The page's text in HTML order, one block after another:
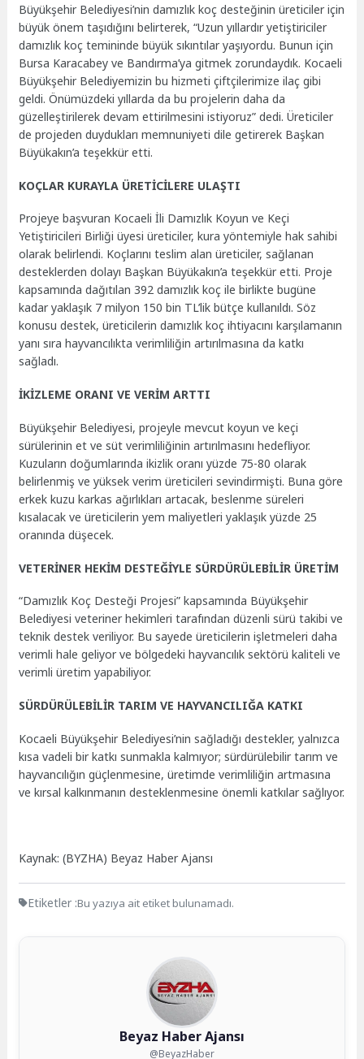
Büyükşehir Belediyesi’nin damızlık koç desteğinin üreticiler için
büyük önem taşıdığını belirterek, “Uzun yıllardır yetiştiriciler
damızlık koç temininde büyük sıkıntılar yaşıyordu. Bunun için
Bursa Karacabey ve Bandırma’ya gitmek zorundaydık. Kocaeli
Büyükşehir Belediyemizin bu hizmeti çiftçilerimize ilaç gibi
geldi. Önümüzdeki yıllarda da bu projelerin daha da
güzelleştirilerek devam ettirilmesini istiyoruz” dedi. Üreticiler
de projeden duydukları memnuniyeti dile getirerek Başkan
Büyükakın’a teşekkür etti.
KOÇLAR KURAYLA ÜRETİCİLERE ULAŞTI
Projeye başvuran Kocaeli İli Damızlık Koyun ve Keçi
Yetiştiricileri Birliği üyesi üreticiler, kura yöntemiyle hak sahibi
olarak belirlendi. Koçlarını teslim alan üreticiler, sağlanan
desteklerden dolayı Başkan Büyükakın’a teşekkür etti. Proje
kapsamında dağıtılan 392 damızlık koç ile birlikte bugüne
kadar yaklaşık 7 milyon 150 bin TL’lik bütçe kullanıldı. Söz
konusu destek, üreticilerin damızlık koç ihtiyacını karşılamanın
yanı sıra hayvancılıkta verimliliğin artırılmasına da katkı
sağladı.
İKİZLEME ORANI VE VERİM ARTTI
Büyükşehir Belediyesi, projeyle mevcut koyun ve keçi
sürülerinin et ve süt verimliliğinin artırılmasını hedefliyor.
Kuzuların doğumlarında ikizlik oranı yüzde 75-80 olarak
belirlenmiş ve yüksek verim üreticileri sevindirmişti. Buna göre
erkek kuzu karkas ağırlıkları artacak, beslenme süreleri
kısalacak ve üreticilerin yem maliyetleri yaklaşık yüzde 25
oranında düşecek.
VETERİNER HEKİM DESTEĞİYLE SÜRDÜRÜLEBİLİR ÜRETİM
“Damızlık Koç Desteği Projesi” kapsamında Büyükşehir
Belediyesi veteriner hekimleri tarafından düzenli sürü takibi ve
teknik destek veriliyor. Bu sayede üreticilerin işletmeleri daha
verimli hale geliyor ve bölgedeki hayvancılık sektörü kaliteli ve
verimli üretim yapabiliyor.
SÜRDÜRÜLEBİLİR TARIM VE HAYVANCILIĞA KATKI
Kocaeli Büyükşehir Belediyesi’nin sağladığı destekler, yalnızca
kısa vadeli bir katkı sunmakla kalmıyor; sürdürülebilir tarım ve
hayvancılığın güçlenmesine, üretimde verimliliğin artmasına
ve kırsal kalkınmanın desteklenmesine önemli katkılar sağlıyor.
Kaynak: (BYZHA) Beyaz Haber Ajansı
Etiketler :Bu yazıya ait etiket bulunamadı.
Beyaz Haber Ajansı
@BeyazHaber